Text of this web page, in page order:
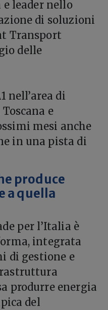
leader nello
di soluzioni
Transport
delle
nell’area di
e
mesi anche
in una pista di
produce
a quella
per l’Italia è
integrata
di gestione e
produrre energia
del